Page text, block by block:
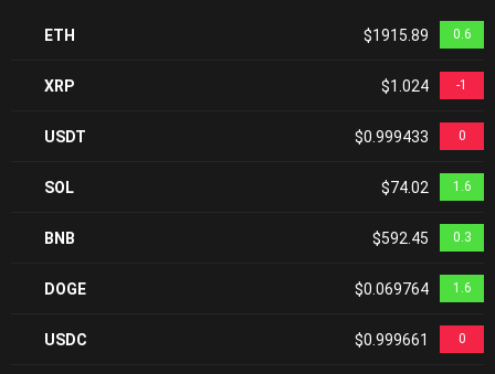
ETH $1915.89 0.6
XRP $1.024 -1
USDT $0.999433 0
SOL $74.02 1.6
BNB $592.45 0.3
DOGE $0.069764 1.6
USDC $0.999661 0